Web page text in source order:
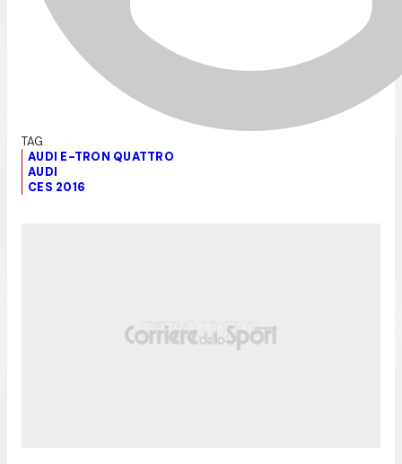
AUDI E-TRON QUATTRO
AUDI
CES 2016